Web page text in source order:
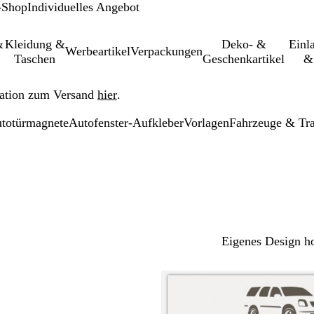
Individuelles Angebot
Kleidung &
Taschen
WerbeartikelVerpackungen
Deko- &
Geschenkartikel
&
zum Versand hier.
Autofenster-AufkleberVorlagenFahrzeuge &
Eigenes Design